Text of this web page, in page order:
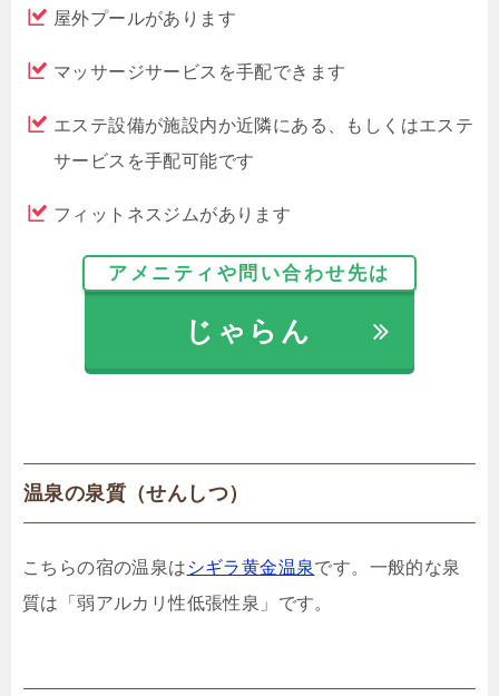
屋外プールがあります
マッサージサービスを手配できます
エステ設備が施設内か近隣にある、もしくはエステ
サービスを手配可能です
フィットネスジムがあります
アメニティや問い合わせ先は
じゃらん
温泉の泉質（せんしつ）
こちらの宿の温泉は シギラ黄金温泉です。一般的な泉
質は「弱アルカリ性低張性泉」です。